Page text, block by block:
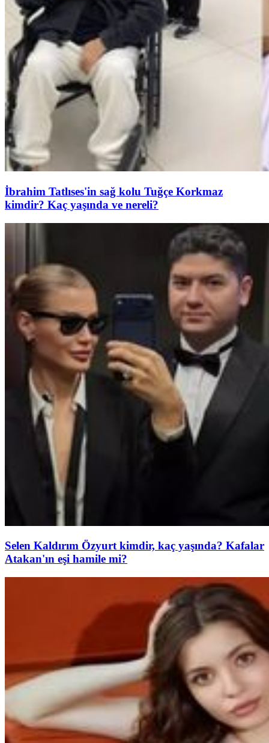
İbrahim Tatlıses'in sağ kolu Tuğçe Korkmaz
kimdir? Kaç yaşında ve nereli?
Selen Kaldırım Özyurt kimdir, kaç yaşında? Kafalar
Atakan'ın eşi hamile mi?